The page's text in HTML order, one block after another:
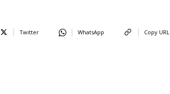
Twitter WhatsApp Copy URL